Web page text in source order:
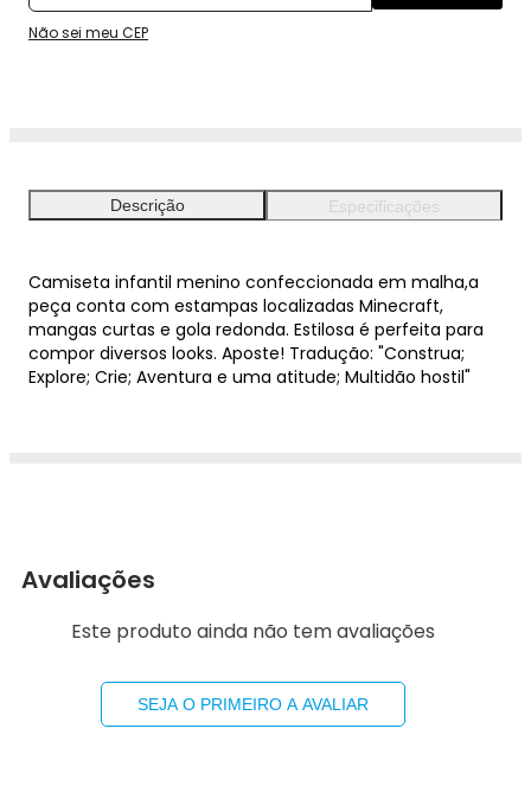
Não sei meu CEP
Descrição Especificações
Camiseta infantil menino confeccionada em malha,a
peça conta com estampas localizadas Minecraft,
mangas curtas e gola redonda. Estilosa é perfeita para
compor diversos looks. Aposte! Tradução: "Construa;
Explore; Crie; Aventura e uma atitude; Multidão hostil"
Avaliações
Este produto ainda não tem avaliações
SEJA O PRIMEIRO A AVALIAR